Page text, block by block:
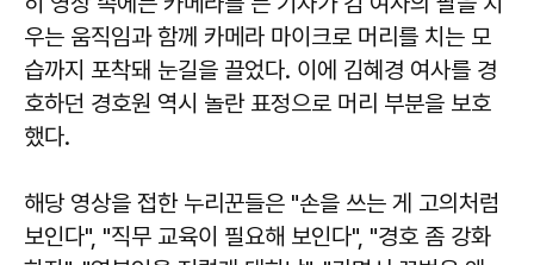
우는 움직임과 함께 카메라 마이크로 머리를 치는 모
습까지 포착돼 눈길을 끌었다. 이에 김혜경 여사를 경
호하던 경호원 역시 놀란 표정으로 머리 부분을 보호
했다.
해당 영상을 접한 누리꾼들은 "손을 쓰는 게 고의처럼
보인다", "직무 교육이 필요해 보인다", "경호 좀 강화